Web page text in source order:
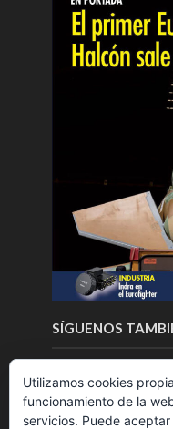
SÍGUENOS
Utilizamos cookies
funcionamiento de la
servicios. Puede